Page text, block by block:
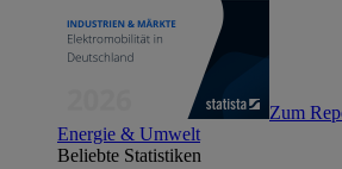
Zum
Energie & Umwelt
Beliebte Statistiken